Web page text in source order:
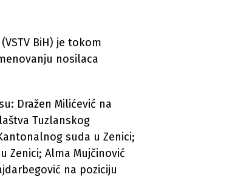
BiH) je tokom
nosilaca
Dražen Milićević na
Tuzlanskog
suda u Zenici;
Zenici; Alma Mujčinović
na poziciju